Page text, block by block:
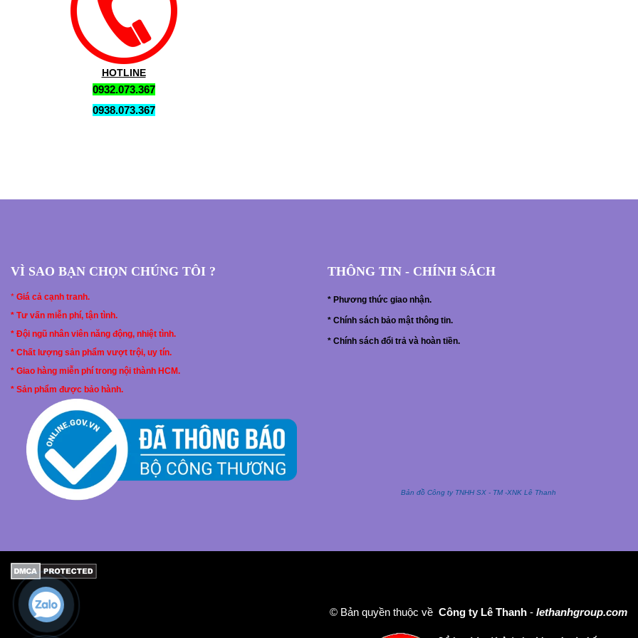
HOTLINE
0932.073.367
0938.073.367
VÌ SAO BẠN CHỌN CHÚNG TÔI ?
* Giá cả cạnh tranh.
* Tư vấn miễn phí, tận tình.
* Đội ngũ nhân viên năng động, nhiệt tình.
* Chất lượng sản phẩm vượt trội, uy tín.
* Giao hàng miễn phí trong nội thành HCM.
* Sản phẩm được bảo hành.
THÔNG TIN - CHÍNH SÁCH
* Phương thức giao nhận.
* Chính sách bảo mật thông tin.
* Chính sách đổi trả và hoàn tiền.
Bản đồ Công ty TNHH SX - TM -XNK Lê Thanh
© Bản quyền thuộc về Công ty Lê Thanh - lethanhgroup.com